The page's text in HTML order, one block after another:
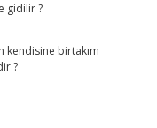
gidilir ?
kendisine birtakım
?